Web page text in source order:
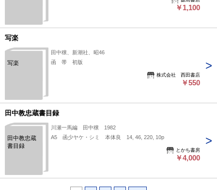
￥1,100
写楽
写楽
田中穣、新潮社、昭46
函 帯 初版
株式会社 西田書店
￥550
田中教忠蔵書目録
田中教忠蔵
書目録
川瀬一馬編 田中穣 1982
A5 函少ヤケ・シミ 本体良 14, 46, 220, 10p
とかち書房
￥4,000